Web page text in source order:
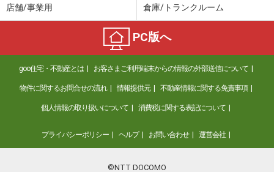
店舗/事業用 倉庫/トランクルーム
PC版へ
goo住宅・不動産とは お客さまご利用端末からの情報の外部送信について
物件に関するお問合せの流れ 情報提供元 不動産情報に関する免責事項
個人情報の取り扱いについて 消費税に関する表記について
プライバシーポリシー ヘルプ お問い合わせ 運営会社
©NTT DOCOMO